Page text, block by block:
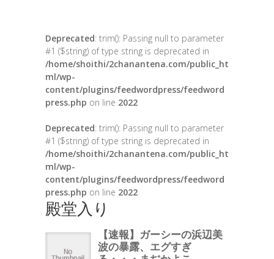
Deprecated: trim(): Passing null to parameter
#1 ($string) of type string is deprecated in
/home/shoithi/2chanantena.com/public_ht
ml/wp-
content/plugins/feedwordpress/feedword
press.php on line 2022
Deprecated: trim(): Passing null to parameter
#1 ($string) of type string is deprecated in
/home/shoithi/2chanantena.com/public_ht
ml/wp-
content/plugins/feedwordpress/feedword
press.php on line 2022
殿堂入り